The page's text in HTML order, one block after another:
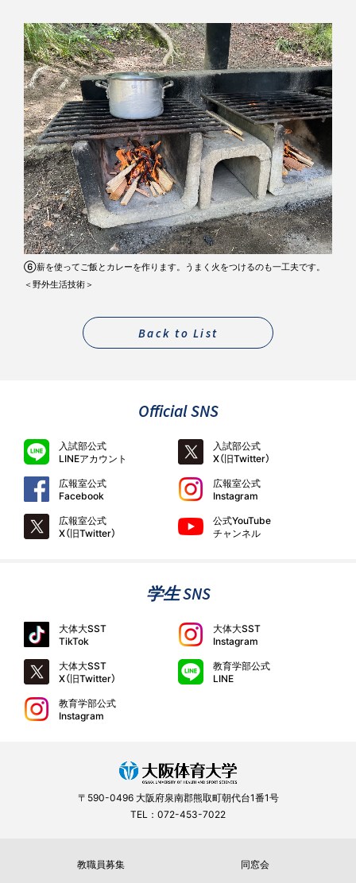
⑥薪を使ってご飯とカレーを作ります。うまく火をつけるのも一工夫です。
＜野外生活技術＞
Back to List
Official SNS
入試部公式
LINEアカウント
入試部公式
X（旧Twitter）
広報室公式
Facebook
広報室公式
Instagram
広報室公式
X（旧Twitter）
公式YouTube
チャンネル
学生 SNS
大体大SST
TikTok
大体大SST
Instagram
大体大SST
X（旧Twitter）
教育学部公式
LINE
教育学部公式
Instagram
〒590-0496 大阪府泉南郡熊取町朝代台1番1号
TEL：072-453-7022
教職員募集 同窓会